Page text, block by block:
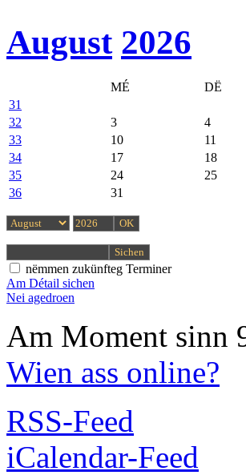
August 2026
MÉ DË
31
32
3 4
33
10 11
34
17 18
35
24 25
36
31
nëmmen zukünfteg Terminer
Am Détail sichen
Nei agedroen
Am Moment sinn
Wien ass online?
RSS-Feed
iCalendar-Feed